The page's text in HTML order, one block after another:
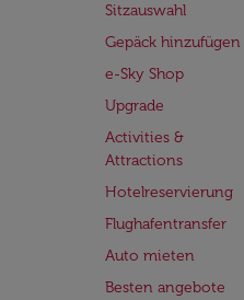
Sitzauswahl
Gepäck hinzufügen
e-Sky Shop
Upgrade
Activities &
Attractions
Hotelreservierung
Flughafentransfer
Auto mieten
Besten angebote